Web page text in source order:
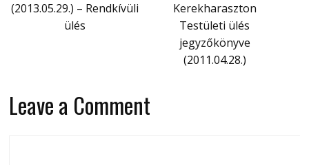
(2013.05.29.) – Rendkívüli
ülés
Kerekharaszton
Testületi ülés
jegyzőkönyve
(2011.04.28.)
Leave a Comment